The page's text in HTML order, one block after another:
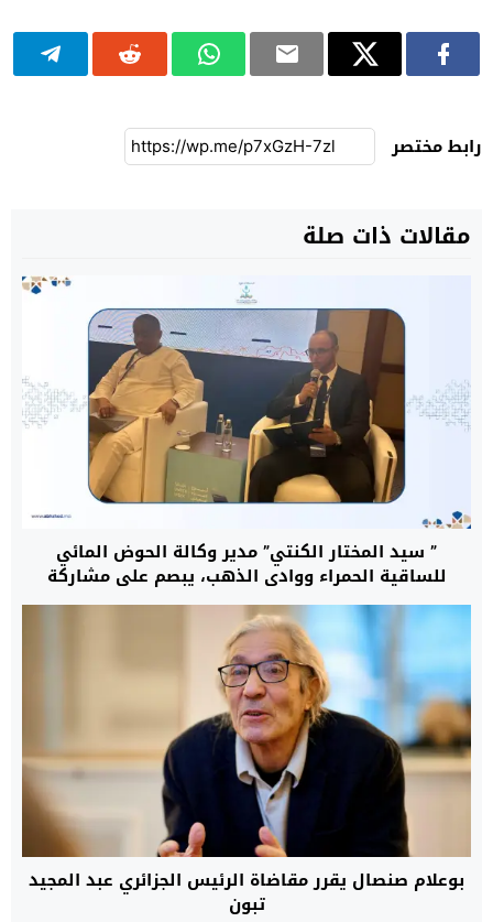
رابط مختصر
مقالات ذات صلة
” سيد المختار الكنتي” مدير وكالة الحوض المائي
للساقية الحمراء ووادي الذهب، يبصم على مشاركة
متميزة بالمملكة العربية السعودية
بوعلام صنصال يقرر مقاضاة الرئيس الجزائري عبد المجيد
تبون